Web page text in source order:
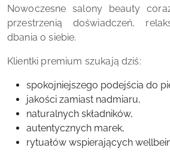
Nowoczesne salony beauty
przestrzenią doświadczeń,
dbania o siebie.
Klientki premium szukają dziś:
spokojniejszego podejścia do
jakości zamiast nadmiaru,
naturalnych składników,
autentycznych marek,
rytuałów wspierających